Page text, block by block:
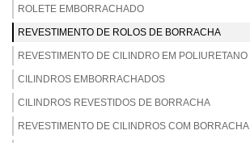
ROLETE EMBORRACHADO
REVESTIMENTO DE ROLOS DE BORRACHA
REVESTIMENTO DE CILINDRO EM POLIURETANO
CILINDROS EMBORRACHADOS
CILINDROS REVESTIDOS DE BORRACHA
REVESTIMENTO DE CILINDROS COM BORRACHA